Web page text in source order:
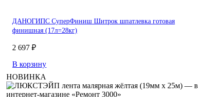
ДАНОГИПС СуперФиниш Шитрок шпатлевка готовая
финишная (17л=28кг)
2 697 ₽
В корзину
НОВИНКА